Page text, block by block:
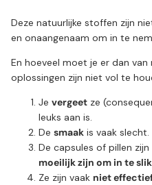
Deze natuurlijke stoffen zijn
en onaangenaam om in te
En hoeveel moet je er dan van
oplossingen zijn niet vol te
Je vergeet ze
leuks aan is.
De smaak is vaak slecht.
De capsules of pillen
moeilijk zijn om in te
Ze zijn vaak niet